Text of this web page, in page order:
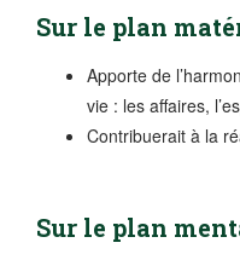
Sur le plan
Apporte de
vie : les affaires,
Contribuerait à la
Sur le plan